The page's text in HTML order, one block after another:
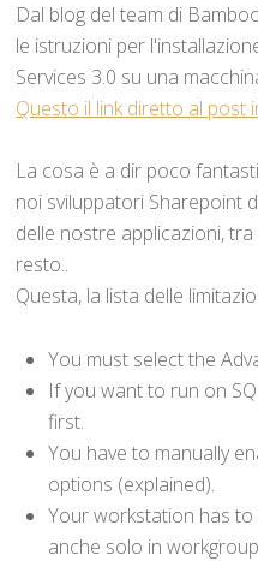
Dal blog del team di
le istruzioni per
Services 3.0 su una
Questo il link diretto al post
La cosa è a dir poco
noi sviluppatori Sharepoint
delle nostre applicazioni,
resto..
Questa, la lista delle
You must select the
If you want to run on
first.
You have to manually
options (explained).
Your workstation has
anche solo in